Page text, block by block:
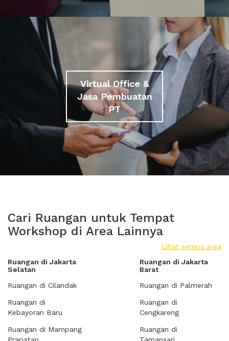
Virtual Office &
Jasa Pembuatan
PT
Cari Ruangan untuk Tempat
Workshop di Area Lainnya
Lihat semua area
Ruangan di Jakarta
Selatan
Ruangan di Cilandak
Ruangan di
Kebayoran Baru
Ruangan di Mampang
Ruangan di Jakarta
Barat
Ruangan di Palmerah
Ruangan di
Cengkareng
Ruangan di